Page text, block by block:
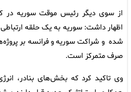
از سوی دیگر رئیس موقت سوریه در
اظهار داشت: سوریه به یک حلقه ارتباطی
شده و شراکت سوریه و فرانسه بر
صرف متمرکز است.
وی تاکید کرد که بخش‌های بنادر،